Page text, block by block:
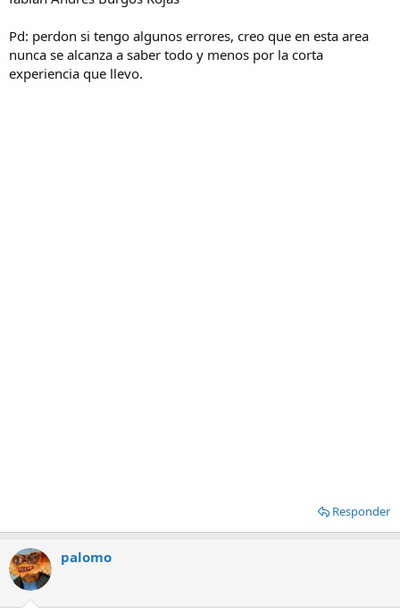
Pd: perdon si tengo algunos errores, creo que en esta area
nunca se alcanza a saber todo y menos por la corta
experiencia que llevo.
Responder
palomo